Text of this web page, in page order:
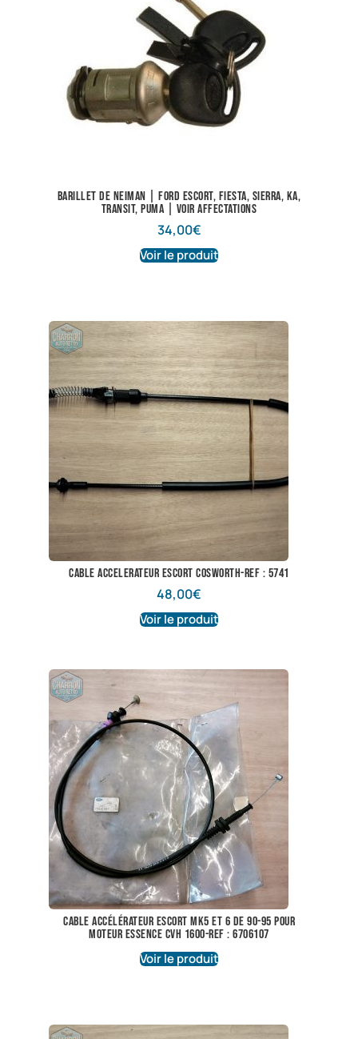
Barillet de neiman | Ford Escort, Fiesta, Sierra, Ka,
Transit, Puma | Voir affectations
34,00€
Voir le produit
cable accelerateur escort cosworth-ref : 5741
48,00€
Voir le produit
cable accélérateur escort mk5 et 6 de 90-95 pour
moteur essence cvh 1600-ref : 6706107
Voir le produit